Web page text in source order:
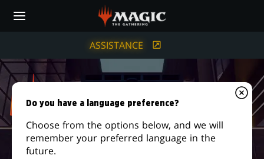
ASSISTANCE
Do you have a language preference?
Choose from the options below, and we will
remember your preferred language in the
future.